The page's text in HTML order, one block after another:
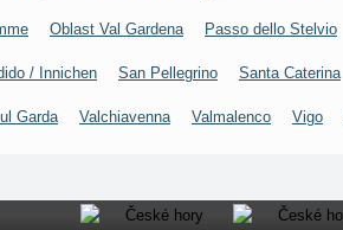
Oblast Val Gardena Passo dello Stelvio
/ Innichen San Pellegrino Santa Caterina
Garda Valchiavenna Valmalenco Vigo